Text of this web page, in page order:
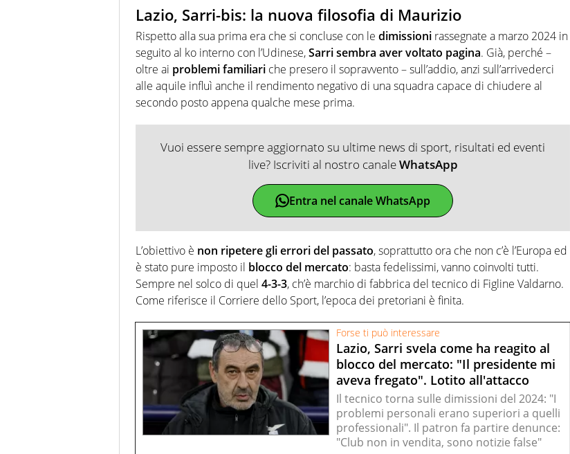
Lazio, Sarri-bis: la nuova filosofia di Maurizio
Rispetto alla sua prima era che si concluse con le dimissioni rassegnate a marzo 2024 in
seguito al ko interno con l’Udinese,Sarri sembra aver voltato pagina. Già, perché –
oltre ai problemi familiari che presero il sopravvento – sull’addio, anzi sull’arrivederci
alle aquile influì anche il rendimento negativo di una squadra capace di chiudere al
secondo posto appena qualche mese prima.
Vuoi essere sempre aggiornato su ultime news di sport, risultati ed eventi
live? Iscriviti al nostro canaleWhatsApp
Entra nel canale WhatsApp
L’obiettivo è non ripetere gli errori del passato, soprattutto ora che non c’è l’Europa ed
è stato pure imposto il blocco del mercato: basta fedelissimi, vanno coinvolti tutti.
Sempre nel solco di quel 4-3-3, ch’è marchio di fabbrica del tecnico di Figline Valdarno.
Come riferisce il Corriere dello Sport, l’epoca dei pretoriani è finita.
Forse ti può interessare
Lazio, Sarri svela come ha reagito al
blocco del mercato: "Il presidente mi
aveva fregato". Lotito all'attacco
Il tecnico torna sulle dimissioni del 2024: "I
problemi personali erano superiori a quelli
professionali". Il patron fa partire denunce:
"Club non in vendita, sono notizie false"